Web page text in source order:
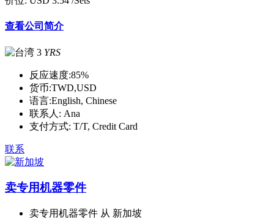
查看公司简介
3 YRS
反应速度:85%
货币:TWD,USD
语言:English, Chinese
联系人: Ana
支付方式: T/T, Credit Card
联系
卖专用机器零件
卖专用机器零件 从 新加坡